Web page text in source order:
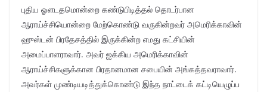
புதிய ஓளடதமொன்றை கண்டுபிடித்தல் தொடர்பான
ஆராய்ச்சியொன்றை மேற்கொண்டு வருகின்றவர் அமெரிக்காவின்
ஹுஸ்டன் பிரதேசத்தில் இருக்கின்ற எமது கட்சியின்
அமைப்பாளராவார். அவர் ஐக்கிய அமெரிக்காவின்
ஆராய்ச்சிகளுக்கான பிரதானமான சபையின் அங்கத்தவராவார்.
அவர்கள் முண்டியடித்துக்கொண்டு இந்த நாட்டைக் கட்டியெழுப்ப